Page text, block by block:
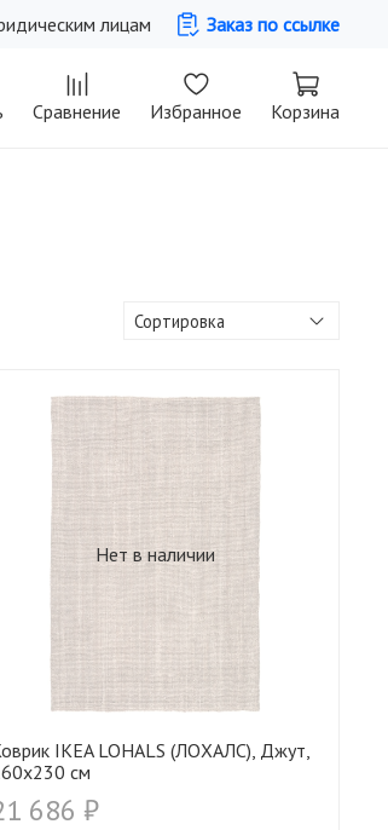
лицам Заказ по ссылке
Сравнение Избранное Корзина
Нет в наличии
IKEA LOHALS (ЛОХАЛС), Джут,
см
686 ₽